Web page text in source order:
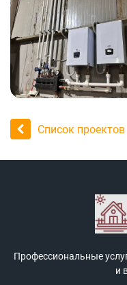
Список проектов
Профессиональные
и